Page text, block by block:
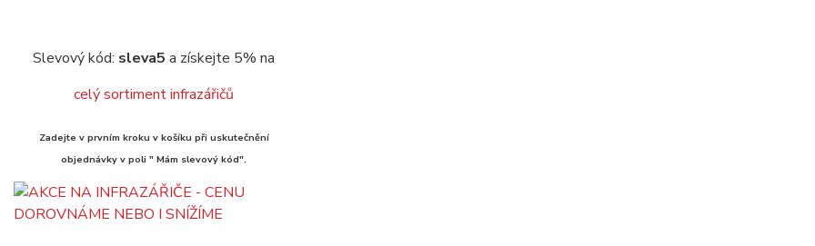
Slevový kód: sleva5 a získejte 5% na
celý sortiment infrazářičů
Zadejte v prvním kroku v košíku při uskutečnění
objednávky v poli " Mám slevový kód".